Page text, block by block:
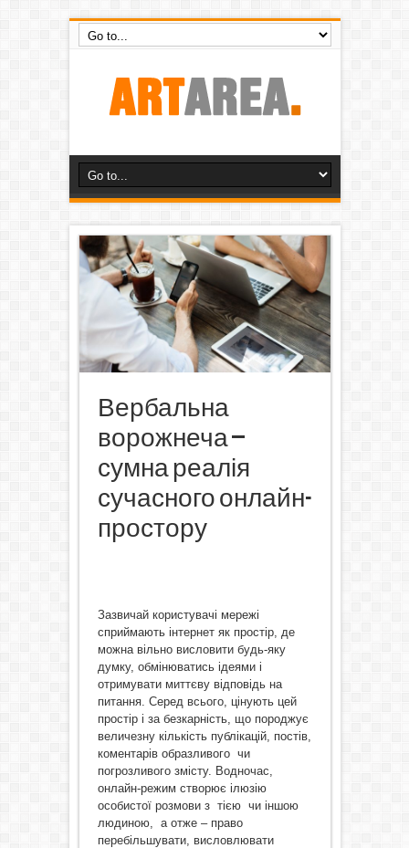
Вербальна
ворожнеча –
сумна реалія
сучасного онлайн-
простору
Зазвичай користувачі мережі
сприймають інтернет як простір, де
можна вільно висловити будь-яку
думку, обмінюватись ідеями і
отримувати миттєву відповідь на
питання. Серед всього, цінують цей
простір і за безкарність, що породжує
величезну кількість публікацій, постів,
коментарів образливого чи
погрозливого змісту. Водночас,
онлайн-режим створює ілюзію
особистої розмови з тією чи іншою
людиною, а отже – право
перебільшувати, висловлювати